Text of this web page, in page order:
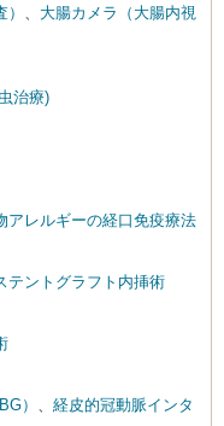
、 大腸カメラ（大腸内視
治療)
アレルギーの経口免疫療法
テントグラフト内挿術
） 、 経皮的冠動脈インタ